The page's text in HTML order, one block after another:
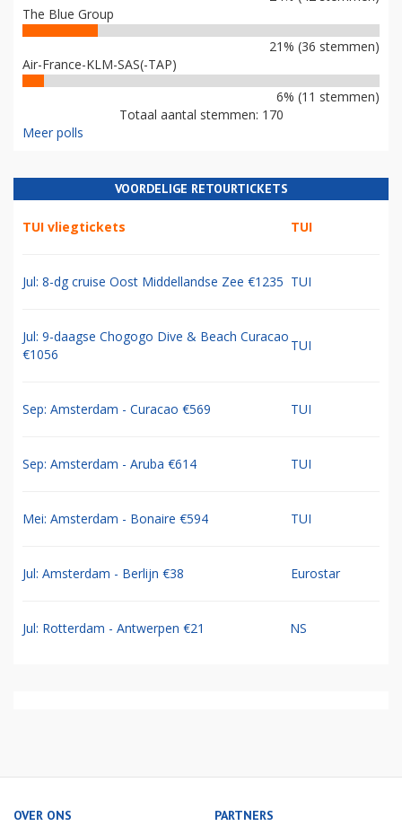
The Blue Group
21% (36 stemmen)
Air-France-KLM-SAS(-TAP)
6% (11 stemmen)
Totaal aantal stemmen: 170
Meer polls
VOORDELIGE RETOURTICKETS
TUI vliegtickets TUI
Jul: 8-dg cruise Oost Middellandse Zee €1235 TUI
Jul: 9-daagse Chogogo Dive & Beach Curacao
€1056
TUI
Sep: Amsterdam - Curacao €569 TUI
Sep: Amsterdam - Aruba €614 TUI
Mei: Amsterdam - Bonaire €594 TUI
Jul: Amsterdam - Berlijn €38 Eurostar
Jul: Rotterdam - Antwerpen €21 NS
OVER ONS PARTNERS